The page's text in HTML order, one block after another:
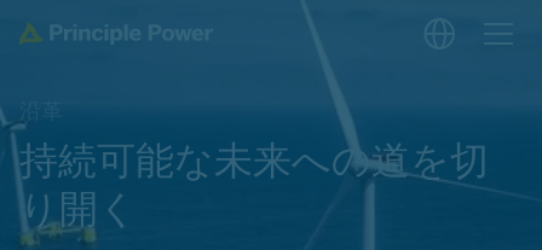
沿革
持続可能な未来への道を切
り開く